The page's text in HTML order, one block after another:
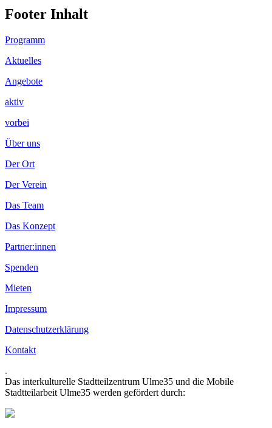
Footer Inhalt
Programm
Aktuelles
Angebote
aktiv
vorbei
Über uns
Der Ort
Der Verein
Das Team
Das Konzept
Partner:innen
Spenden
Mieten
Impressum
Datenschutzerklärung
Kontakt
.
Das interkulturelle Stadtteilzentrum Ulme35 und die Mobile
Stadtteilarbeit Ulme35 werden gefördert durch: